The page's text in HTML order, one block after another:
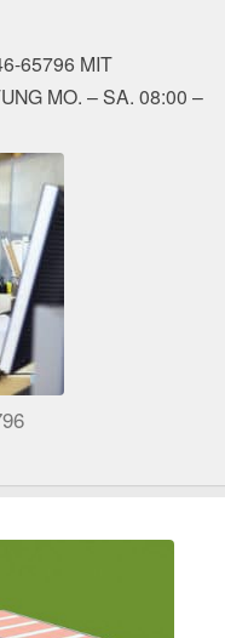
65796 MIT
MO. – SA. 08:00 –